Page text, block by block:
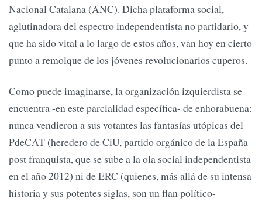
Nacional Catalana (ANC). Dicha plataforma social,
aglutinadora del espectro independentista no partidario, y
que ha sido vital a lo largo de estos años, van hoy en cierto
punto a remolque de los jóvenes revolucionarios cuperos.
Como puede imaginarse, la organización izquierdista se
encuentra -en este parcialidad específica- de enhorabuena:
nunca vendieron a sus votantes las fantasías utópicas del
PdeCAT (heredero de CiU, partido orgánico de la España
post franquista, que se sube a la ola social independentista
en el año 2012) ni de ERC (quienes, más allá de su intensa
historia y sus potentes siglas, son un flan político-